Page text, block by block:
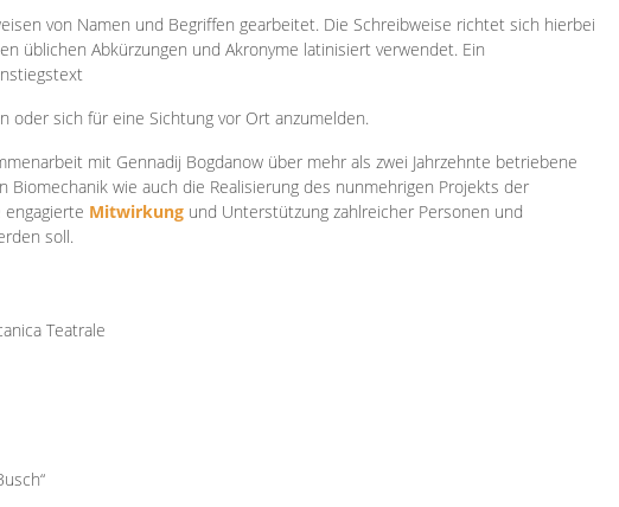
von Namen und Begriffen gearbeitet. Die Schreibweise richtet sich hierbei
üblichen Abkürzungen und Akronyme latinisiert verwendet. Ein
oder sich für eine Sichtung vor Ort anzumelden.
mit Gennadij Bogdanow über mehr als zwei Jahrzehnte betriebene
wie auch die Realisierung des nunmehrigen Projekts der
Mitwirkung und Unterstützung zahlreicher Personen und
soll.
Teatrale